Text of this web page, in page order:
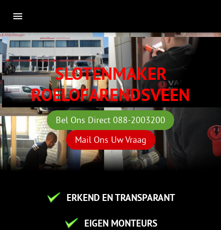
SLOTENMAKER
ROELOFARENDSVEEN
Bel Ons Direct 088-2003200
Mail Ons Uw Vraag
ERKEND EN TRANSPARANT
EIGEN MONTEURS